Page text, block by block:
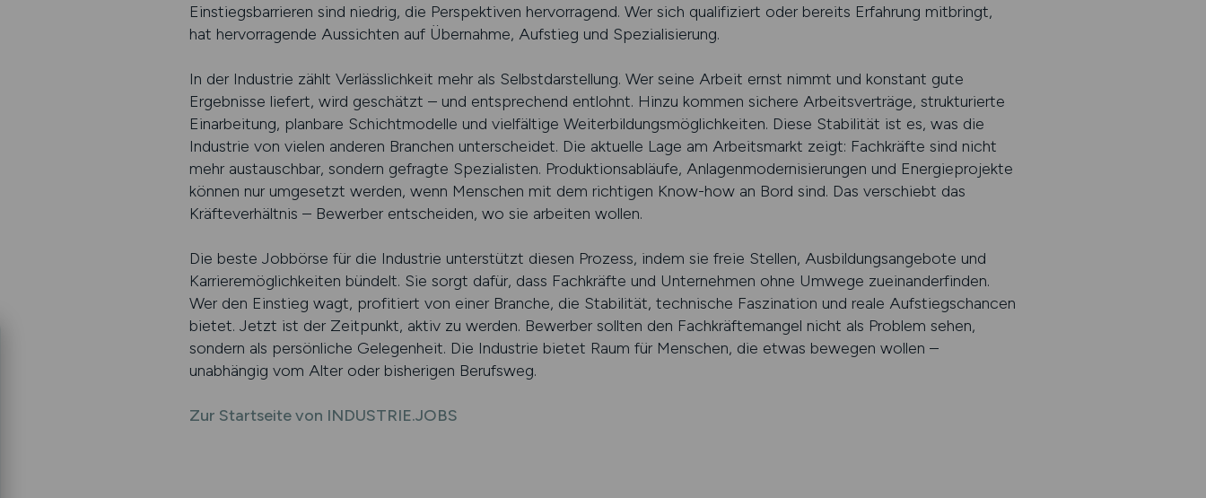
Einstiegsbarrieren sind niedrig, die Perspektiven hervorragend. Wer sich qualifiziert oder bereits Erfahrung mitbringt,
hat hervorragende Aussichten auf Übernahme, Aufstieg und Spezialisierung.
In der Industrie zählt Verlässlichkeit mehr als Selbstdarstellung. Wer seine Arbeit ernst nimmt und konstant gute
Ergebnisse liefert, wird geschätzt – und entsprechend entlohnt. Hinzu kommen sichere Arbeitsverträge, strukturierte
Einarbeitung, planbare Schichtmodelle und vielfältige Weiterbildungsmöglichkeiten. Diese Stabilität ist es, was die
Industrie von vielen anderen Branchen unterscheidet. Die aktuelle Lage am Arbeitsmarkt zeigt: Fachkräfte sind nicht
mehr austauschbar, sondern gefragte Spezialisten. Produktionsabläufe, Anlagenmodernisierungen und Energieprojekte
können nur umgesetzt werden, wenn Menschen mit dem richtigen Know-how an Bord sind. Das verschiebt das
Kräfteverhältnis – Bewerber entscheiden, wo sie arbeiten wollen.
Die beste Jobbörse für die Industrie unterstützt diesen Prozess, indem sie freie Stellen, Ausbildungsangebote und
Karrieremöglichkeiten bündelt. Sie sorgt dafür, dass Fachkräfte und Unternehmen ohne Umwege zueinanderfinden.
Wer den Einstieg wagt, profitiert von einer Branche, die Stabilität, technische Faszination und reale Aufstiegschancen
bietet. Jetzt ist der Zeitpunkt, aktiv zu werden. Bewerber sollten den Fachkräftemangel nicht als Problem sehen,
sondern als persönliche Gelegenheit. Die Industrie bietet Raum für Menschen, die etwas bewegen wollen –
unabhängig vom Alter oder bisherigen Berufsweg.
Zur Startseite von INDUSTRIE.JOBS